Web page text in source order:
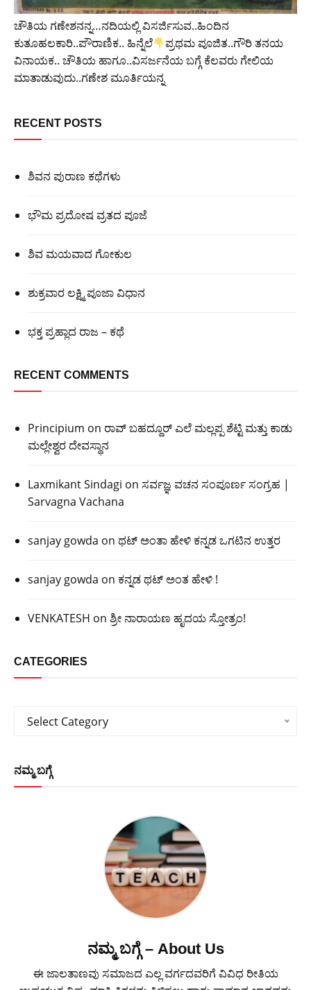
ಚೌತಿಯ ಗಣೇಶನನ್ನ…ನದಿಯಲ್ಲಿ ವಿಸರ್ಜಿಸುವ..ಹಿಂದಿನ
ಕುತೂಹಲಕಾರಿ..ಪೌರಾಣಿಕ.. ಹಿನ್ನೆಲೆ
ಪ್ರಥಮ ಪೂಜಿತ..ಗೌರಿ ತನಯ
ವಿನಾಯಕ.. ಚೌತಿಯ ಹಾಗೂ..ವಿಸರ್ಜನೆಯ ಬಗ್ಗೆ ಕೆಲವರು ಗೇಲಿಯ
ಮಾತಾಡುವುದು..ಗಣೇಶ ಮೂರ್ತಿಯನ್ನ
RECENT POSTS
ಶಿವನ ಪುರಾಣ ಕಥೆಗಳು
ಭೌಮ ಪ್ರದೋಷ ವ್ರತದ ಪೂಜೆ
ಶಿವ ಮಯವಾದ ಗೋಕುಲ
ಶುಕ್ರವಾರ ಲಕ್ಷ್ಮಿ ಪೂಜಾ ವಿಧಾನ
ಭಕ್ತ ಪ್ರಹ್ಲಾದ ರಾಜ – ಕಥೆ
RECENT COMMENTS
Principium on ರಾವ್ ಬಹದ್ದೂರ್ ಎಲೆ ಮಲ್ಲಪ್ಪ ಶೆಟ್ಟಿ ಮತ್ತು ಕಾಡು
ಮಲ್ಲೇಶ್ವರ ದೇವಸ್ಥಾನ
Laxmikant Sindagi on ಸರ್ವಜ್ಞ ವಚನ ಸಂಪೂರ್ಣ ಸಂಗ್ರಹ |
Sarvagna Vachana
sanjay gowda on ಥಟ್ ಅಂತಾ ಹೇಳಿ ಕನ್ನಡ ಒಗಟಿನ ಉತ್ತರ
sanjay gowda on ಕನ್ನಡ ಥಟ್ ಅಂತ ಹೇಳಿ !
VENKATESH on ಶ್ರೀ ನಾರಾಯಣ ಹೃದಯ ಸ್ತೋತ್ರಂ!
CATEGORIES
Categories
Select Category
ನಮ್ಮ ಬಗ್ಗೆ
ನಮ್ಮ ಬಗ್ಗೆ – About Us
ಈ ಜಾಲತಾಣವು ಸಮಾಜದ ಎಲ್ಲ ವರ್ಗದವರಿಗೆ ವಿವಿಧ ರೀತಿಯ